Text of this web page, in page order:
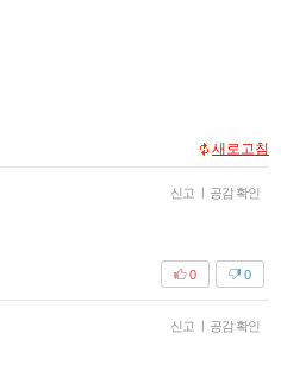
새로고침
신고 공감 확인
0
0
신고 공감 확인